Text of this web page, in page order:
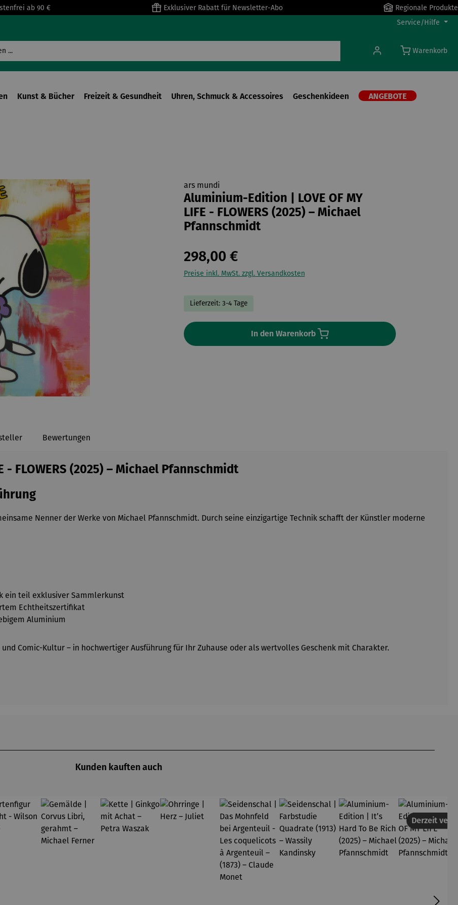
ab 90 € Exklusiver Rabatt für Newsletter-Abo
Regionale Produkte
Service/Hilfe
Warenkorb
Kunst & Bücher Freizeit & Gesundheit Uhren, Schmuck & Accessoires Geschenkideen ANGEBOTE
ars mundi
Aluminium-Edition | LOVE OF MY
LIFE - FLOWERS (2025) – Michael
Pfannschmidt
298,00 €
Preise inkl. MwSt. zzgl. Versandkosten
Lieferzeit: 3-4 Tage
In den Warenkorb
Bewertungen
- FLOWERS (2025) – Michael Pfannschmidt
Nenner der Werke von Michael Pfannschmidt. Durch seine einzigartige Technik schafft der Künstler moderne
ein teil exklusiver Sammlerkunst
Echtheitszertifikat
Aluminium
Comic-Kultur – in hochwertiger Ausführung für Ihr Zuhause oder als wertvolles Geschenk mit Charakter.
Kunden kauften auch
Derzeit